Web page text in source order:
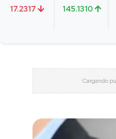
17.2317
145.1310